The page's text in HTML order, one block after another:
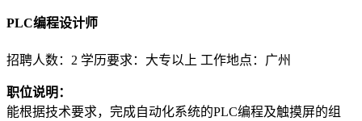
PLC编程设计师
招聘人数：2 学历要求：大专以上 工作地点：广州
职位说明：
能根据技术要求，完成自动化系统的PLC编程及触摸屏的组